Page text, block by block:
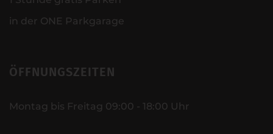
in der ONE Parkgarage
ÖFFNUNGSZEITEN
Montag bis Freitag 09:00 - 18:00 Uhr